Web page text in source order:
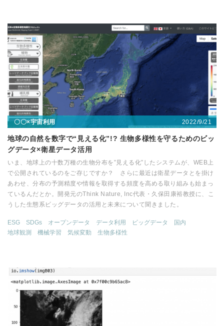
〇〇×宇宙利用 2022/9/21
地球の自然を数字で“見える化”!? 生物多様性を守るためのビッ
グデータ×衛星データ活用
いま、地球上の十数万種の生物分布を”見える化”したシステムが、WEB上
で公開されているのをご存じですか？ さらに最近は衛星データとを掛け
あわせ、分布の予測精度や情報を取得する頻度を高める取り組みも始まっ
ているんだとか。開発元のThink Nature, Inc代表・久保田康裕教授に、こ
うした生態系ビッグデータの活用と未来について聞きました。
ESG SDGs オープンデータ データ利用 ビッグデータ
国内
地球観測
機械学習 気候変動 生物多様性